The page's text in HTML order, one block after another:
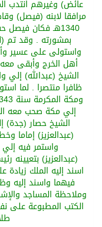
عائض) وغيرهم انتدب
مرافقا لابنه (فيصل)
1340هـ فكان فيصل حفظه الله يحترم الشيخ
بمشورته . وقد تم (
واستولى على عسير
أهل الخرج وأبقى
الشيخ (عبدالله)إلي
ظافرا منتصرا . لما
ومكة المكرمة سنة 1343هـ وسار
إلي مكة صحب معه
الشيخ حصار(جدة)
(عبدالعزيز)إماما
واستمر فيه
(عبدالعزيز)
اسند إليه الملك
فيهما واسند إليه
وملاحظة المساجد
الكتب المطبوعة على